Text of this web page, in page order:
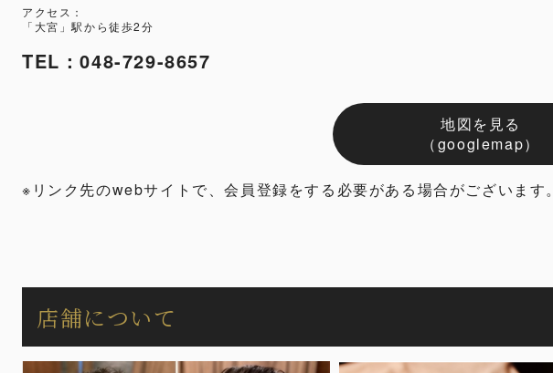
アクセス：
「大宮」駅から徒歩2分
TEL：048-729-8657
地図を見る
（googlemap）
※リンク先のwebサイトで、会員登録をする必要がある場合がございます。
店舗について